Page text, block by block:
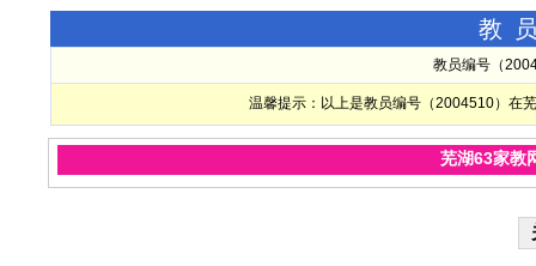
教
教员编号（
温馨提示：以上是教员编号（2004510）在
芜湖63家教